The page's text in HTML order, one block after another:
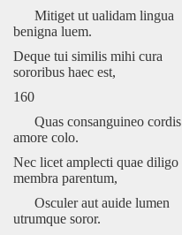
Mitiget ut ualidam lingua
benigna luem.
Deque tui similis mihi cura
sororibus haec est,
160
Quas consanguineo cordis
amore colo.
Nec licet amplecti quae diligo
membra parentum,
Osculer aut auide lumen
utrumque soror.